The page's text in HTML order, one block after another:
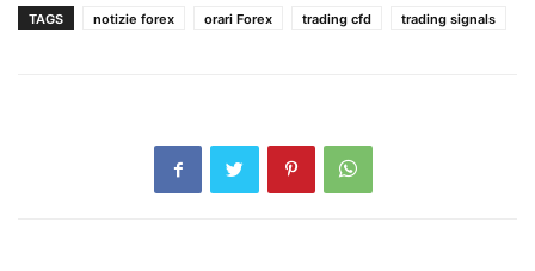
TAGS notizie forex orari Forex trading cfd trading signals